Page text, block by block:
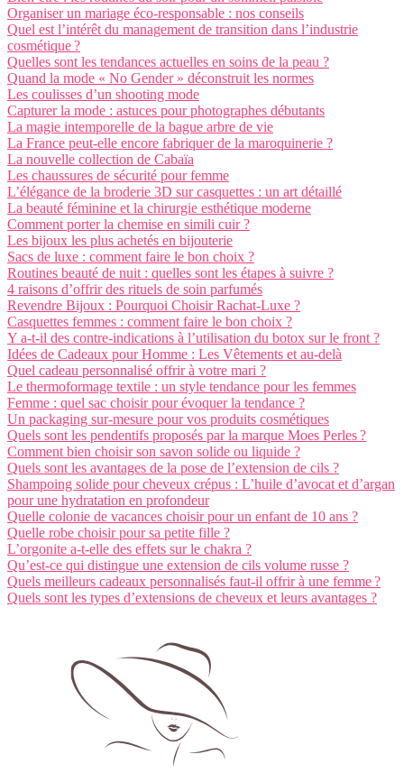
Organiser un mariage éco-responsable : nos conseils
Quel est l’intérêt du management de transition dans l’industrie
cosmétique ?
Quelles sont les tendances actuelles en soins de la peau ?
Quand la mode « No Gender » déconstruit les normes
Les coulisses d’un shooting mode
Capturer la mode : astuces pour photographes débutants
La magie intemporelle de la bague arbre de vie
La France peut-elle encore fabriquer de la maroquinerie ?
La nouvelle collection de Cabaïa
Les chaussures de sécurité pour femme
L’élégance de la broderie 3D sur casquettes : un art détaillé
La beauté féminine et la chirurgie esthétique moderne
Comment porter la chemise en simili cuir ?
Les bijoux les plus achetés en bijouterie
Sacs de luxe : comment faire le bon choix ?
Routines beauté de nuit : quelles sont les étapes à suivre ?
4 raisons d’offrir des rituels de soin parfumés
Revendre Bijoux : Pourquoi Choisir Rachat-Luxe ?
Casquettes femmes : comment faire le bon choix ?
Y a-t-il des contre-indications à l’utilisation du botox sur le front ?
Idées de Cadeaux pour Homme : Les Vêtements et au-delà
Quel cadeau personnalisé offrir à votre mari ?
Le thermoformage textile : un style tendance pour les femmes
Femme : quel sac choisir pour évoquer la tendance ?
Un packaging sur-mesure pour vos produits cosmétiques
Quels sont les pendentifs proposés par la marque Moes Perles ?
Comment bien choisir son savon solide ou liquide ?
Quels sont les avantages de la pose de l’extension de cils ?
Shampoing solide pour cheveux crépus : L’huile d’avocat et d’argan
pour une hydratation en profondeur
Quelle colonie de vacances choisir pour un enfant de 10 ans ?
Quelle robe choisir pour sa petite fille ?
L’orgonite a-t-elle des effets sur le chakra ?
Qu’est-ce qui distingue une extension de cils volume russe ?
Quels meilleurs cadeaux personnalisés faut-il offrir à une femme ?
Quels sont les types d’extensions de cheveux et leurs avantages ?